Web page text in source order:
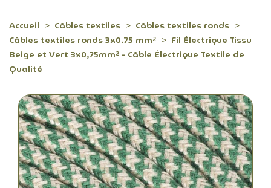
Accueil Câbles textiles
Câbles textiles ronds
Câbles textiles ronds 3x0.75 mm²
Fil Électrique Tissu
Beige et Vert 3x0,75mm² - Câble Électrique Textile de
Qualité